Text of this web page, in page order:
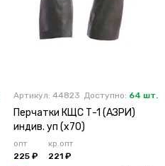
Артикул: 44823 Доступно: 64 шт.
Перчатки КЩС Т-1 (АЗРИ)
индив. уп (х70)
опт
225 ₽
кр.опт
221 ₽